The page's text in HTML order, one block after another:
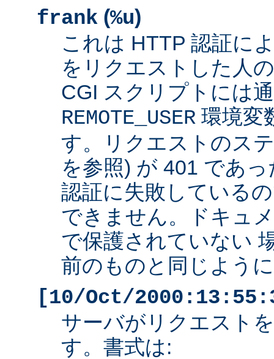
frank (%u)
これは HTTP 認証に
をリクエストした人
CGI スクリプトには
REMOTE_USER 環境変
す。リクエストのス
を参照) が 401 であ
認証に失敗している
できません。ドキュ
で保護されていない
前のものと同じよう
[10/Oct/
サーバがリクエスト
す。書式は: